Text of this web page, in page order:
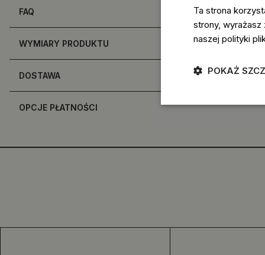
FAQ
WYMIARY PRODUKTU
DOSTAWA
OPCJE PŁATNOŚCI
Ta strona
strony,
naszej polityki
POKAŻ